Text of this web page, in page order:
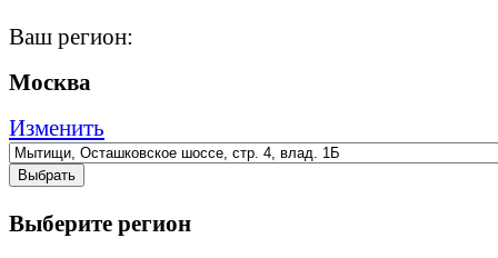
Ваш регион:
Москва
Изменить
Выбрать
Выберите регион